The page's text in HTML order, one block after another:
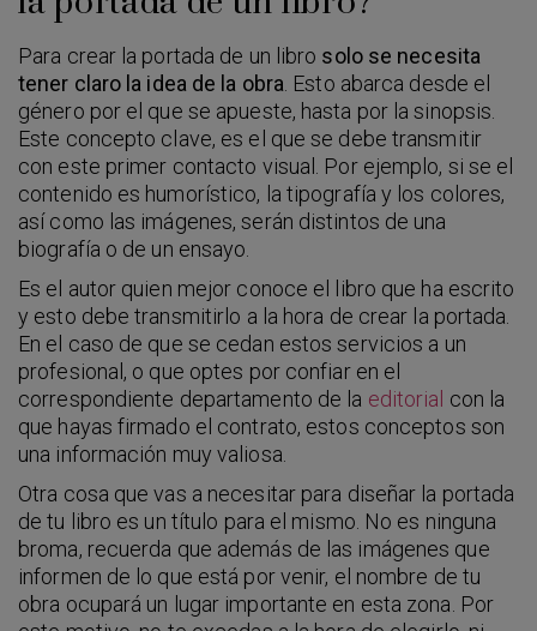
Para crear la portada de un libro solo se necesita
tener claro la idea de la obra . Esto abarca desde el
género por el que se apueste, hasta por la sinopsis.
Este concepto clave, es el que se debe transmitir
con este primer contacto visual. Por ejemplo, si se el
contenido es humorístico, la tipografía y los colores,
así como las imágenes, serán distintos de una
biografía o de un ensayo.
Es el autor quien mejor conoce el libro que ha escrito
y esto debe transmitirlo a la hora de crear la portada.
En el caso de que se cedan estos servicios a un
profesional, o que optes por confiar en el
correspondiente departamento de la editorial con la
que hayas firmado el contrato, estos conceptos son
una información muy valiosa.
Otra cosa que vas a necesitar para diseñar la portada
de tu libro es un título para el mismo. No es ninguna
broma, recuerda que además de las imágenes que
informen de lo que está por venir, el nombre de tu
obra ocupará un lugar importante en esta zona. Por